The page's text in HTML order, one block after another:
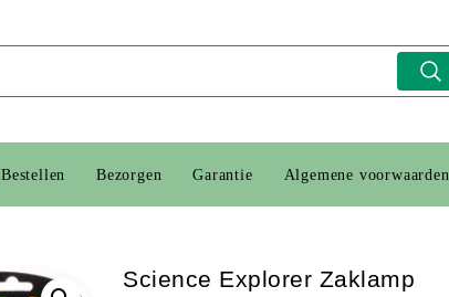
Bestellen Bezorgen Garantie Algemene voorwaarden
Science Explorer Zaklamp